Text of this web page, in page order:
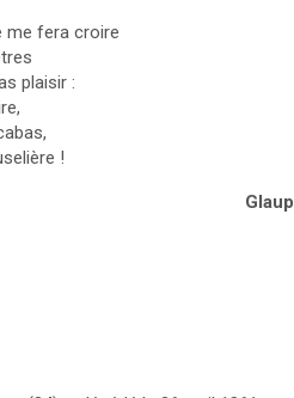
me fera croire
plaisir :
!
Glaup